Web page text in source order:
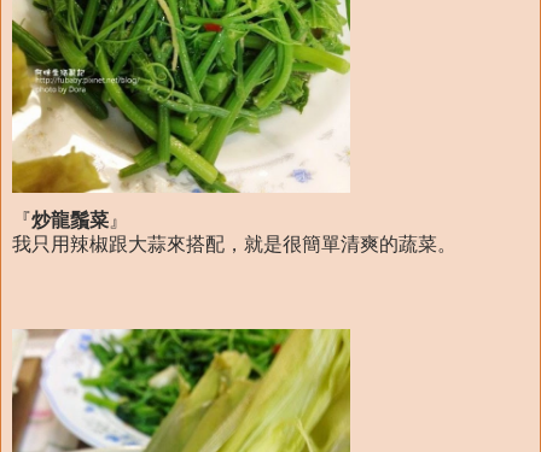
『炒龍鬚菜 』
我只用辣椒跟大蒜來搭配，就是很簡單清爽的蔬菜。